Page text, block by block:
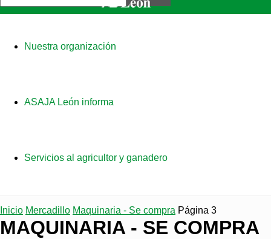
Nuestra organización
ASAJA León informa
Servicios al agricultor y ganadero
Inicio Mercadillo Maquinaria - Se compra Página 3
MAQUINARIA - SE COMPRA